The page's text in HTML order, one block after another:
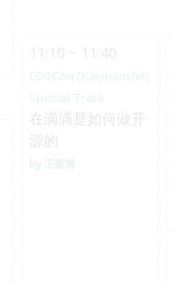
COSCon (Kaiyuanshe)
Special Track
在滴滴是如何做开
源的
王蕴博